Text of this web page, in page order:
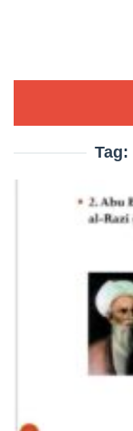
Tag: